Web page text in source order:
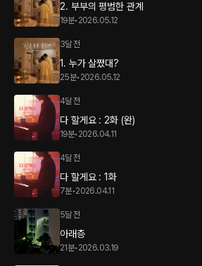
2. 부부의 평범한 관계
19분• 2026.05.12
3달 전
1. 누가 살쪘대?
25분• 2026.05.12
4달 전
다 할게요 : 2화 (완)
19분• 2026.04.11
4달 전
다 할게요 : 1화
7분•2026.04.11
5달 전
아래층
21분• 2026.03.19